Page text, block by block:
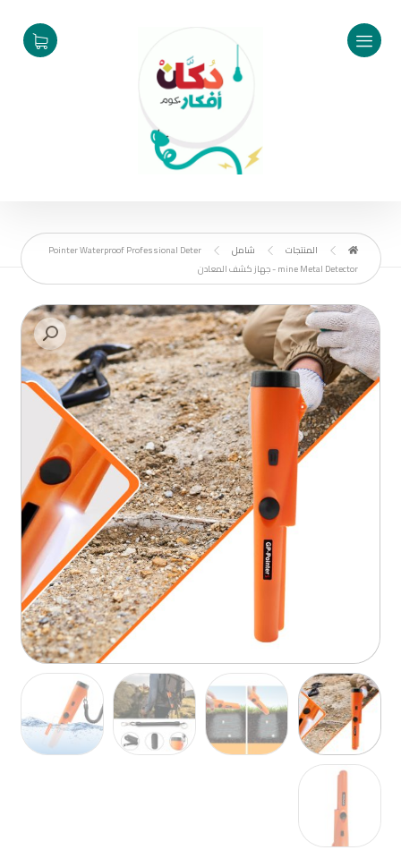
المنتجات شامل
Pointer Waterproof Professional Deter
mine Metal Detector - جهاز كشف المعادن